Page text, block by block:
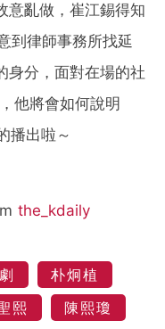
意亂做，崔江錫得知
到律師事務所找延
身分，面對在場的社
他將會如何說明
播出啦～
the_kdaily
朴炯植
熙
陳熙瓊